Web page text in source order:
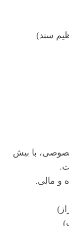
سند)
با بیش
و مالی.